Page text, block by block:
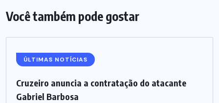
Você também pode gostar
ÚLTIMAS NOTÍCIAS
Cruzeiro anuncia a contratação do atacante
Gabriel Barbosa